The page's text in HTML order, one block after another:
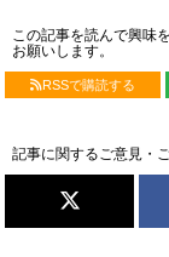
この記事を読んで興味
お願いします。
RSSで購読する
記事に関するご意見・